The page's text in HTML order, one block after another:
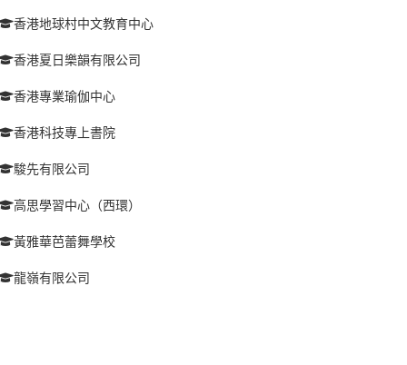
香港地球村中文教育中心
香港夏日樂韻有限公司
香港專業瑜伽中心
香港科技專上書院
駿先有限公司
高思學習中心（西環）
黃雅華芭蕾舞學校
龍嶺有限公司